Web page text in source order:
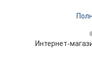
Интернет-